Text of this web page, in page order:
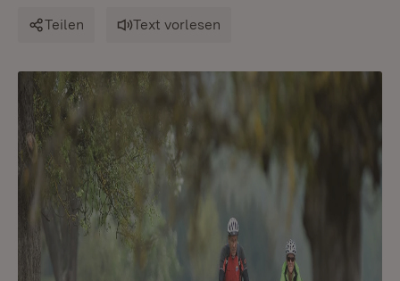
Teilen Text vorlesen